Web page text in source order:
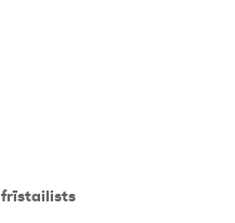
frīstailists